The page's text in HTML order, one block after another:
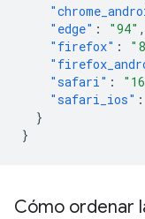
"edge" : "94" ,
"firefox" :
"safari" :
"safari_ios" :
}
}
Cómo ordenar